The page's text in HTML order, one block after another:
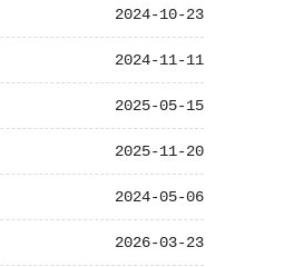
2024-10-23
2024-11-11
2025-05-15
2025-11-20
2024-05-06
2026-03-23